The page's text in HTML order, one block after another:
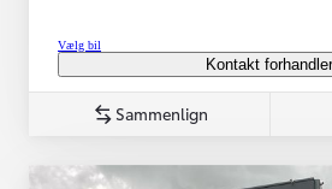
Vælg bil
Kontakt forhandler
Sammenlign